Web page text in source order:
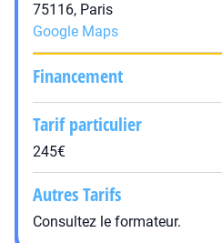
75116, Paris
Google Maps
Financement
Tarif particulier
245€
Autres Tarifs
Consultez le formateur.